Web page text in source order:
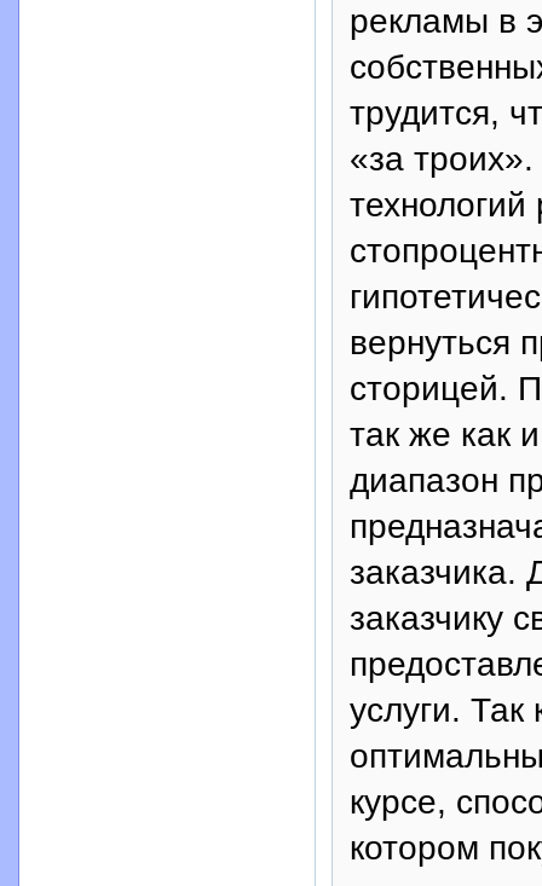
рекламы в
трудится,
«за
вернуться
сторицей.
так же как
диапазон
заказчика.
заказчику
услуги.
курсе,
котором